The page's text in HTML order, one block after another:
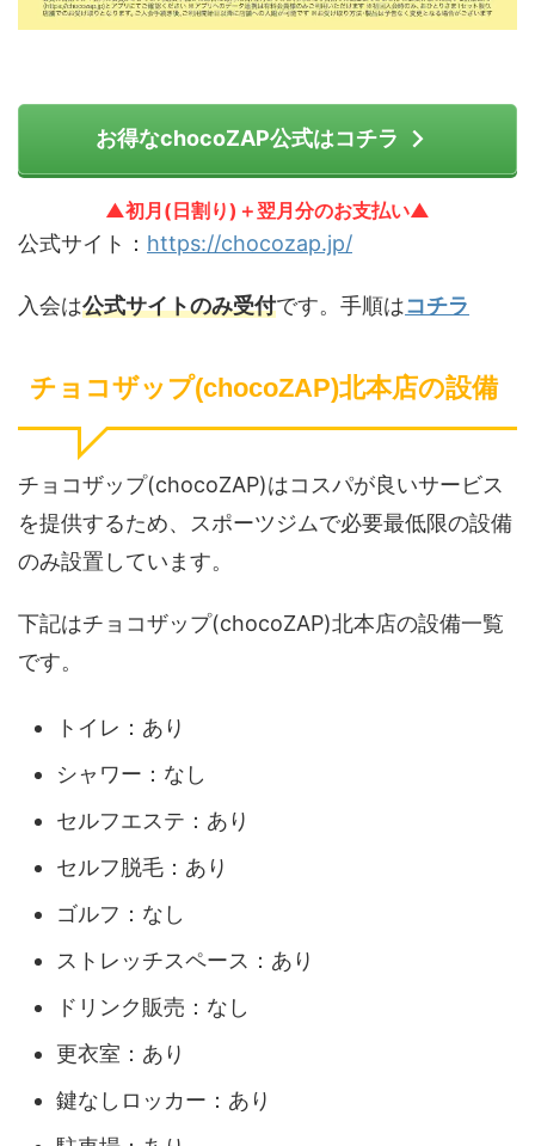
お得なchocoZAP公式はコチラ
▲初月(日割り)＋翌月分のお支払い▲
公式サイト： https://chocozap.jp/
入会は公式サイトのみ受付です。手順はコチラ
チョコザップ(chocoZAP)北本店の設備
チョコザップ(chocoZAP)はコスパが良いサービス
を提供するため、スポーツジムで必要最低限の設備
のみ設置しています。
下記はチョコザップ(chocoZAP)北本店の設備一覧
です。
トイレ：あり
シャワー：なし
セルフエステ：あり
セルフ脱毛：あり
ゴルフ：なし
ストレッチスペース：あり
ドリンク販売：なし
更衣室：あり
鍵なしロッカー：あり